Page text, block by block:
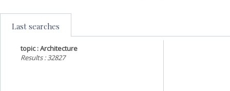
Last searches
topic : Architecture
Results : 32827